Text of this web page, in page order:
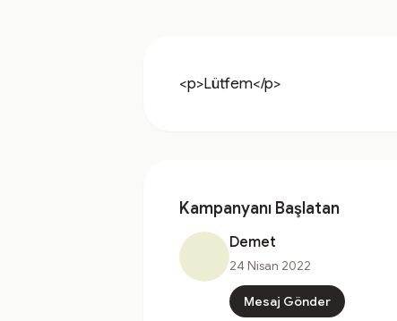
<p>Lütfem</p>
Kampanyanı Başlatan
Demet
24 Nisan 2022
Mesaj Gönder